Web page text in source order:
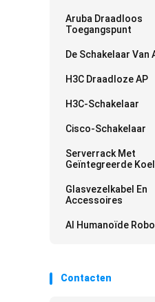
Aruba Draadloos
Toegangspunt
De Schakelaar Van
H3C Draadloze AP
H3C-Schakelaar
Cisco-Schakelaar
Serverrack Met
Geïntegreerde
Glasvezelkabel En
Accessoires
AI Humanoïde
Contacten